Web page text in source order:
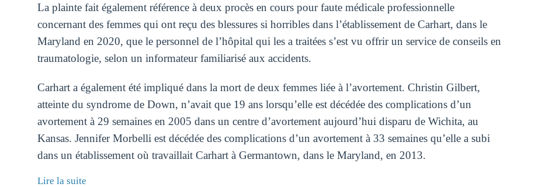
La plainte fait également référence à deux procès en cours pour faute médicale professionnelle
concernant des femmes qui ont reçu des blessures si horribles dans l’établissement de Carhart, dans le
Maryland en 2020, que le personnel de l’hôpital qui les a traitées s’est vu offrir un service de conseils en
traumatologie, selon un informateur familiarisé aux accidents.
Carhart a également été impliqué dans la mort de deux femmes liée à l’avortement. Christin Gilbert,
atteinte du syndrome de Down, n’avait que 19 ans lorsqu’elle est décédée des complications d’un
avortement à 29 semaines en 2005 dans un centre d’avortement aujourd’hui disparu de Wichita, au
Kansas. Jennifer Morbelli est décédée des complications d’un avortement à 33 semaines qu’elle a subi
dans un établissement où travaillait Carhart à Germantown, dans le Maryland, en 2013.
Lire la suite